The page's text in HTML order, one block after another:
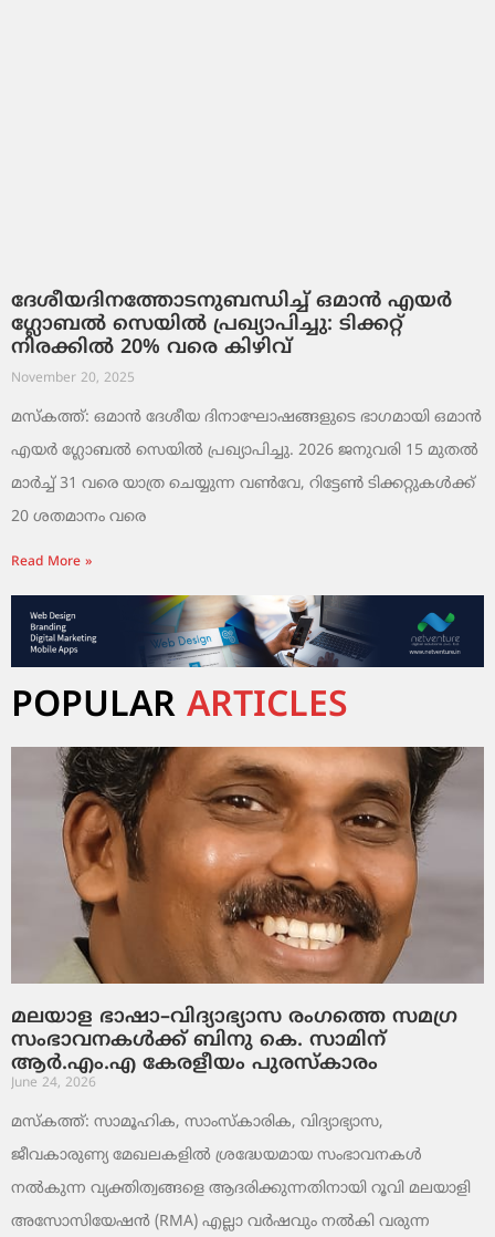
ദേശീയദിനത്തോടനുബന്ധിച്ച് ഒമാൻ എയർ
ഗ്ലോബൽ സെയിൽ പ്രഖ്യാപിച്ചു: ടിക്കറ്റ്
നിരക്കിൽ 20% വരെ കിഴിവ്
November 20, 2025
മസ്‌കത്ത്: ഒമാൻ ദേശീയ ദിനാഘോഷങ്ങളുടെ ഭാഗമായി ഒമാൻ
എയർ ഗ്ലോബൽ സെയിൽ പ്രഖ്യാപിച്ചു. 2026 ജനുവരി 15 മുതൽ
മാർച്ച് 31 വരെ യാത്ര ചെയ്യുന്ന വൺവേ, റിട്ടേൺ ടിക്കറ്റുകൾക്ക്
20 ശതമാനം വരെ
Read More »
POPULAR ARTICLES
മലയാള ഭാഷാ–വിദ്യാഭ്യാസ രംഗത്തെ സമഗ്ര
സംഭാവനകൾക്ക് ബിനു കെ. സാമിന്
ആർ.എം.എ കേരളീയം പുരസ്‌കാരം
June 24, 2026
മസ്കത്ത്: സാമൂഹിക, സാംസ്‌കാരിക, വിദ്യാഭ്യാസ,
ജീവകാരുണ്യ മേഖലകളിൽ ശ്രദ്ധേയമായ സംഭാവനകൾ
നൽകുന്ന വ്യക്തിത്വങ്ങളെ ആദരിക്കുന്നതിനായി റൂവി മലയാളി
അസോസിയേഷൻ (RMA) എല്ലാ വർഷവും നൽകി വരുന്ന